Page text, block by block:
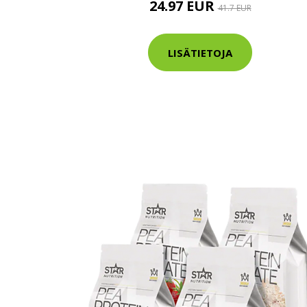
24.97 EUR41.7 EUR
LISÄTIETOJA
hintaan.